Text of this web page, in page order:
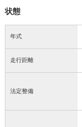
状態
年式
走行距離
法定整備